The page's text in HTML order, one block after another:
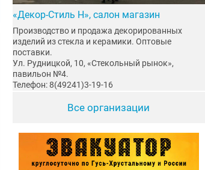
«Декор-Стиль Н», салон магазин
Производство и продажа декорированных
изделий из стекла и керамики. Оптовые
поставки.
Ул. Рудницкой, 10, «Стекольный рынок»,
павильон №4.
Телефон: 8(49241)3-19-16
Все организации